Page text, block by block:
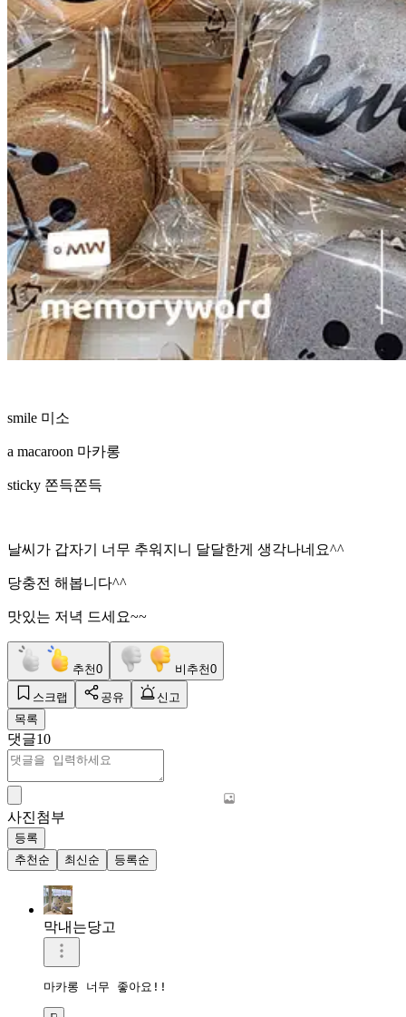
smile 미소
a macaroon 마카롱
sticky 쫀득쫀득
날씨가 갑자기 너무 추워지니 달달한게 생각나네요^^
당충전 해봅니다^^
맛있는 저녁 드세요~~
추천0 비추천0
스크랩 공유
신고
목록
댓글10
사진첨부
등록
추천순
최신순 등록순
막내는당고
마카롱 너무 좋아요!!